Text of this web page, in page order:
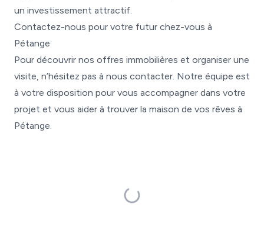
un investissement attractif.
Contactez-nous pour votre futur chez-vous à
Pétange
Pour découvrir nos offres immobilières et organiser une
visite, n’hésitez pas à nous contacter. Notre équipe est
à votre disposition pour vous accompagner dans votre
projet et vous aider à trouver la maison de vos rêves à
Pétange.